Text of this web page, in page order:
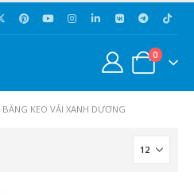
0
BĂNG KEO VẢI XANH DƯƠNG